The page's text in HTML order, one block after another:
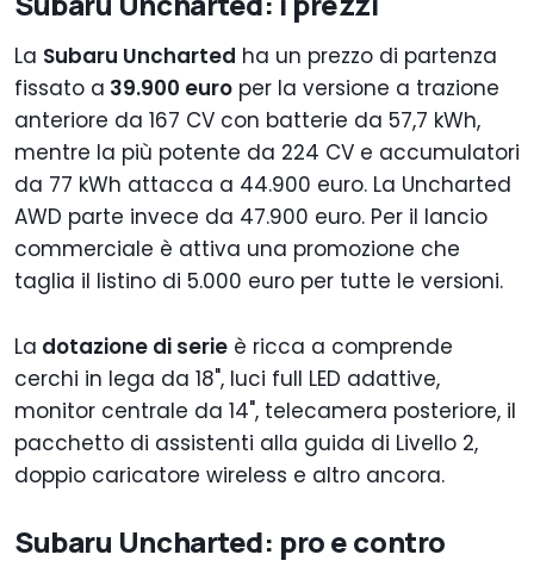
La Subaru Uncharted ha un prezzo di partenza
fissato a 39.900 euro per la versione a trazione
anteriore da 167 CV con batterie da 57,7 kWh,
mentre la più potente da 224 CV e accumulatori
da 77 kWh attacca a 44.900 euro. La Uncharted
AWD parte invece da 47.900 euro. Per il lancio
commerciale è attiva una promozione che
taglia il listino di 5.000 euro per tutte le versioni.
La dotazione di serie è ricca a comprende
cerchi in lega da 18", luci full LED adattive,
monitor centrale da 14", telecamera posteriore, il
pacchetto di assistenti alla guida di Livello 2,
doppio caricatore wireless e altro ancora.
Subaru Uncharted: pro e contro